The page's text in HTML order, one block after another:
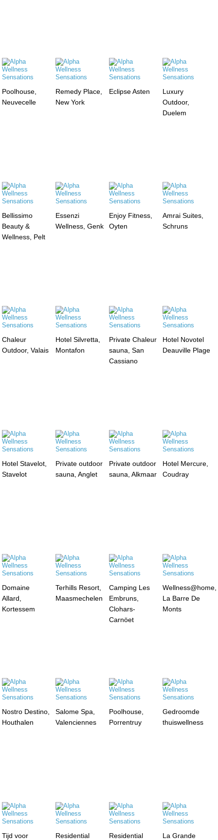
Poolhouse,
Neuvecelle
Remedy Place,
New York
Eclipse Asten
Luxury
Outdoor,
Duelem
Bellissimo
Beauty &
Wellness, Pelt
Essenzi
Wellness, Genk
Enjoy Fitness,
Oyten
Amrai Suites,
Schruns
Chaleur
Outdoor, Valais
Hotel Silvretta,
Montafon
Private Chaleur
sauna, San
Cassiano
Hotel Novotel
Deauville Plage
Hotel Stavelot,
Stavelot
Private outdoor
sauna, Anglet
Private outdoor
sauna, Alkmaar
Hotel Mercure,
Coudray
Domaine
Allard,
Kortessem
Terhills Resort,
Maasmechelen
Camping Les
Embruns,
Clohars-
Carnöet
Wellness@home,
La Barre De
Monts
Nostro Destino,
Houthalen
Salome Spa,
Valenciennes
Poolhouse,
Porrentruy
Gedroomde
thuiswellness
Tijd voor
Residential
Residential
La Grande